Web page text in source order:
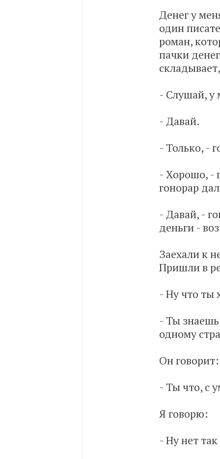
Денег у
один
роман,
пачки
- Слушай, у
- Давай.
- Только, -
- Хорошо, -
гонорар
- Давай, -
деньги -
Заехали к
Пришли в
- Ну что ты
- Ты
одному
Он говорит:
- Ты что, с
Я говорю:
- Ну нет